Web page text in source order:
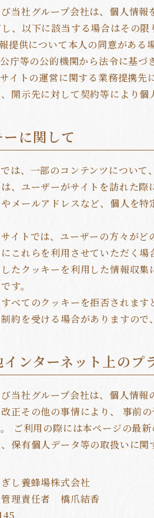
当社グループ会社は、個人情
、以下に該当する場合はその限
報提供について本人の同意がある
公庁等の公的機関から法令に基
サイトの運営に関する業務提携
開示先に対して契約等により個
ーに関して
は、一部のコンテンツについ
、ユーザーがサイトを訪れた
メールアドレスなど、個人を特
イトでは、ユーザーの方々が
これらを利用させていただく場
たクッキーを利用した情報収
す。
べてのクッキーを拒否されま
インターネット上のプ
当社グループ会社は、個人情
正その他の事情により、 事前
ご利用の際には本ページの最新
し養蜂場株式会社
管理責任者 橋爪結香